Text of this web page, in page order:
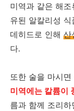
미역과 같은 해조
유된 알칼리성
데히드로 인해 산
다.
또한 술을 마시
미역에는 칼륨이
름과 함께 조리